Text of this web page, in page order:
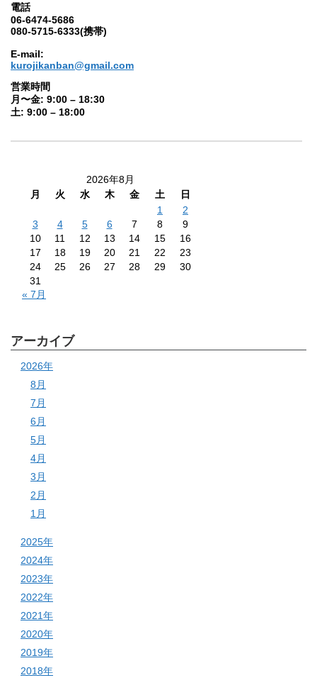
電話
06-6474-5686
080-5715-6333(携帯)
E-mail:
kurojikanban@gmail.com
営業時間
月〜金: 9:00 – 18:30
土: 9:00 – 18:00
2026年8月
月
火 水 木 金 土
日
1
2
3
4 5 6 7 8
9
10
11 12 13 14 15
16
17
18 19 20 21 22
23
24
25 26 27 28 29
30
31
« 7月
アーカイブ
2026年
8月
7月
6月
5月
4月
3月
2月
1月
2025年
2024年
2023年
2022年
2021年
2020年
2019年
2018年